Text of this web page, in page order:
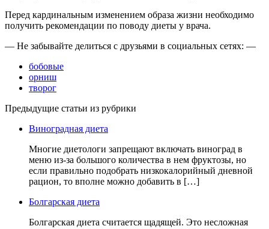
Перед кардинальным изменением образа жизни необходимо
получить рекомендации по поводу диеты у врача.
— Не забывайте делиться с друзьями в социальных сетях: —
бобовые
орниш
творог
Предыдущие статьи из рубрики
Виноградная диета
Многие диетологи запрещают включать виноград в
меню из-за большого количества в нем фруктозы, но
если правильно подобрать низкокалорийный дневной
рацион, то вполне можно добавить в […]
Болгарская диета
Болгарская диета считается щадящей. Это несложная